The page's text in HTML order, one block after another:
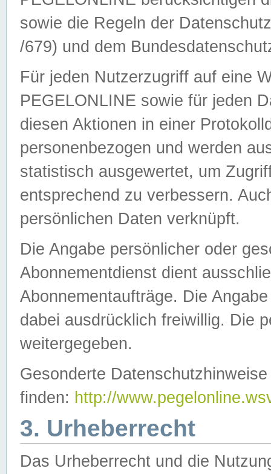
sowie die Regeln der
/679) und dem
Für jeden Nutzerzugriff auf eine
PEGELONLINE sowie für jeden
diesen Aktionen in einer
personenbezogen und werden
statistisch ausgewertet, um
entsprechend zu verbessern.
persönlichen Daten verknüpft.
Die Angabe persönlicher oder
Abonnementdienst dient
Abonnementaufträge. Die
dabei ausdrücklich freiwillig. Die
weitergegeben.
Gesonderte
finden: http://
3. Urheberrecht
Das Urheberrecht und die